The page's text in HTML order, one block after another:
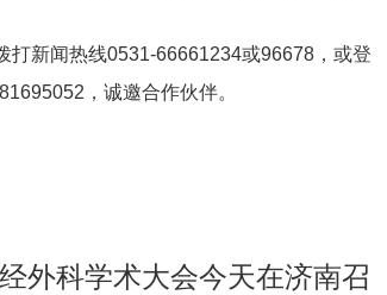
打新闻热线0531-66661234或96678，或登
，诚邀合作伙伴。
外科学术大会今天在济南召